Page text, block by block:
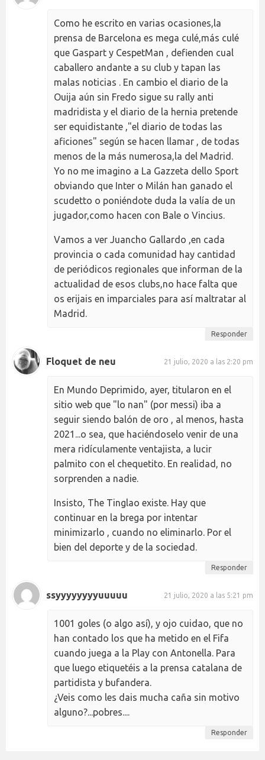
Como he escrito en varias ocasiones,la
prensa de Barcelona es mega culé,más culé
que Gaspart y CespetMan , defienden cual
caballero andante a su club y tapan las
malas noticias . En cambio el diario de la
Ouija aún sin Fredo sigue su rally anti
madridista y el diario de la hernia pretende
ser equidistante ,"el diario de todas las
aficiones" según se hacen llamar , de todas
menos de la más numerosa,la del Madrid.
Yo no me imagino a La Gazzeta dello Sport
obviando que Inter o Milán han ganado el
scudetto o poniéndote duda la valía de un
jugador,como hacen con Bale o Vincius.
Vamos a ver Juancho Gallardo ,en cada
provincia o cada comunidad hay cantidad
de periódicos regionales que informan de la
actualidad de esos clubs,no hace falta que
os erijais en imparciales para así maltratar al
Madrid.
Responder
Floquet de neu 21 julio, 2020 a las 2:20 pm
En Mundo Deprimido, ayer, titularon en el
sitio web que "lo nan" (por messi) iba a
seguir siendo balón de oro , al menos, hasta
2021...o sea, que haciéndoselo venir de una
mera ridículamente ventajista, a lucir
palmito con el chequetito. En realidad, no
sorprenden a nadie.
Insisto, The Tinglao existe. Hay que
continuar en la brega por intentar
minimizarlo , cuando no eliminarlo. Por el
bien del deporte y de la sociedad.
Responder
ssyyyyyyyyuuuuu 21 julio, 2020 a las 5:21 pm
1001 goles (o algo así), y ojo cuidao, que no
han contado los que ha metido en el Fifa
cuando juega a la Play con Antonella. Para
que luego etiquetéis a la prensa catalana de
partidista y bufandera.
¿Veis como les dais mucha caña sin motivo
alguno?...pobres....
Responder